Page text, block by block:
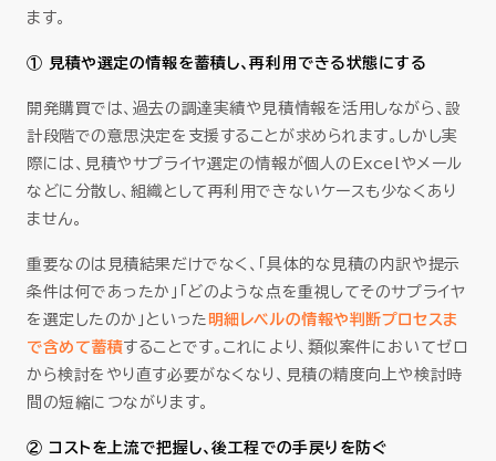
ます。
① 見積や選定の情報を蓄積し、再利用できる状態にする
開発購買では、過去の調達実績や見積情報を活用しながら、設
計段階での意思決定を支援することが求められます。しかし実
際には、見積やサプライヤ選定の情報が個人のExcelやメール
などに分散し、組織として再利用できないケースも少なくあり
ません。
重要なのは見積結果だけでなく、「具体的な見積の内訳や提示
条件は何であったか」「どのような点を重視してそのサプライヤ
を選定したのか」といった 明細レベルの情報や判断プロセスま
で含めて蓄積することです。これにより、類似案件においてゼロ
から検討をやり直す必要がなくなり、見積の精度向上や検討時
間の短縮につながります。
② コストを上流で把握し、後工程での手戻りを防ぐ